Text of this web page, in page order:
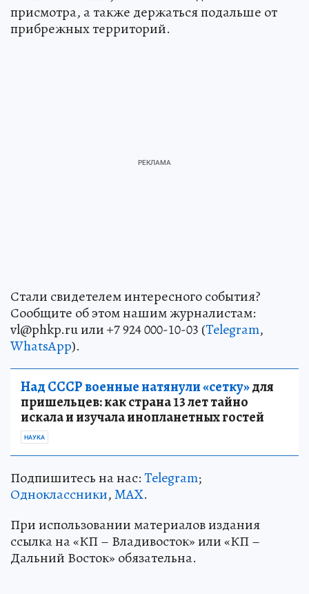
присмотра, а также держаться подальше от
прибрежных территорий.
Стали свидетелем интересного события?
Сообщите об этом нашим журналистам:
vl@phkp.ru или +7 924 000-10-03 (Telegram,
WhatsApp).
Над СССР военные натянули «сетку»для
пришельцев: как страна 13 лет тайно
искала и изучала инопланетных гостей
НАУКА
Подпишитесь на нас:Telegram;
Одноклассники,MAX.
При использовании материалов издания
ссылка на «КП – Владивосток» или «КП –
Дальний Восток» обязательна.